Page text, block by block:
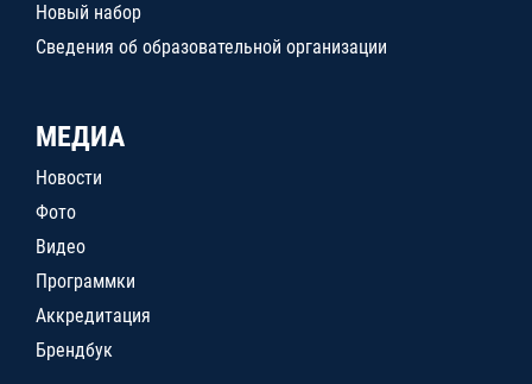
Новый набор
Сведения об образовательной организации
МЕДИА
Новости
Фото
Видео
Программки
Аккредитация
Брендбук